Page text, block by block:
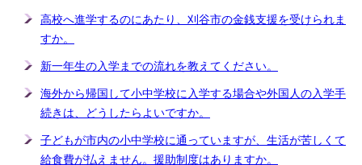
高校へ進学するのにあたり、刈谷市の金銭支援を受けられま
すか。
新一年生の入学までの流れを教えてください。
海外から帰国して小中学校に入学する場合や外国人の入学手
続きは、どうしたらよいですか。
子どもが市内の小中学校に通っていますが、生活が苦しくて
給食費が払えません。援助制度はありますか。